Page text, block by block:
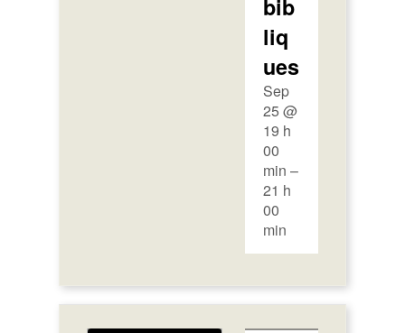
bib
liq
ues
Sep
25 @
19 h
00
min –
21 h
00
min